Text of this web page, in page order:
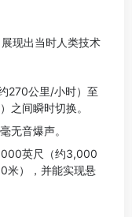
现出当时人类技术
270公里/小时）至
之间瞬时切换。
无音爆声。
英尺（约3,000
米），并能实现悬